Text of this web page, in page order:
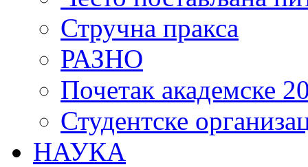
Стручна пракса
РАЗНО
Почетак академске
Студентске
НАУКА